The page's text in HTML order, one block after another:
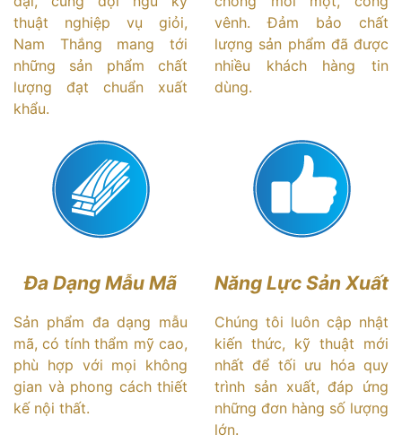
thuật nghiệp vụ giỏi,
Nam Thắng mang tới
những sản phẩm chất
lượng đạt chuẩn xuất
khẩu.
vênh. Đảm bảo chất
lượng sản phẩm đã được
nhiều khách hàng tin
dùng.
Đa Dạng Mẫu Mã
Sản phẩm đa dạng mẫu
mã, có tính thẩm mỹ cao,
phù hợp với mọi không
gian và phong cách thiết
kế nội thất.
Năng Lực Sản Xuất
Chúng tôi luôn cập nhật
kiến thức, kỹ thuật mới
nhất để tối ưu hóa quy
trình sản xuất, đáp ứng
những đơn hàng số lượng
lớn.